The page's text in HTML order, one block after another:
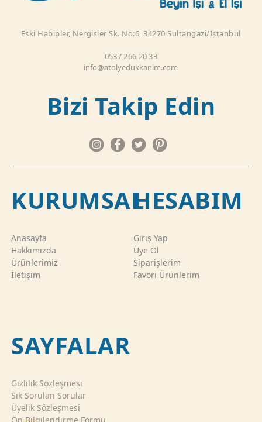
Eski Habipler, Nergisler Sk. No:6, 34270 Sultangazi/İstanbul
0537 266 20 33
info@atolyedukkanim.com
Bizi Takip Edin
KURUMSAL
Anasayfa
Hakkımızda
Ürünlerimiz
İletişim
HESABIM
Giriş Yap
Üye Ol
Siparişlerim
Favori Ürünlerim
SAYFALAR
Gizlilik Sözleşmesi
Sık Sorulan Sorular
Üyelik Sözleşmesi